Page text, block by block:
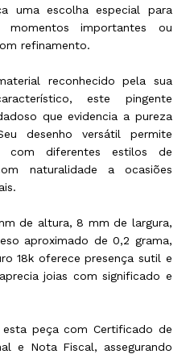
uma escolha especial para
momentos importantes ou
refinamento.
reconhecido pela sua
este pingente
que evidencia a pureza
desenho versátil permite
com diferentes estilos de
naturalidade a ocasiões
de altura, 8 mm de largura,
aproximado de 0,2 grama,
18k oferece presença sutil e
joias com significado e
esta peça com Certificado de
e Nota Fiscal, assegurando